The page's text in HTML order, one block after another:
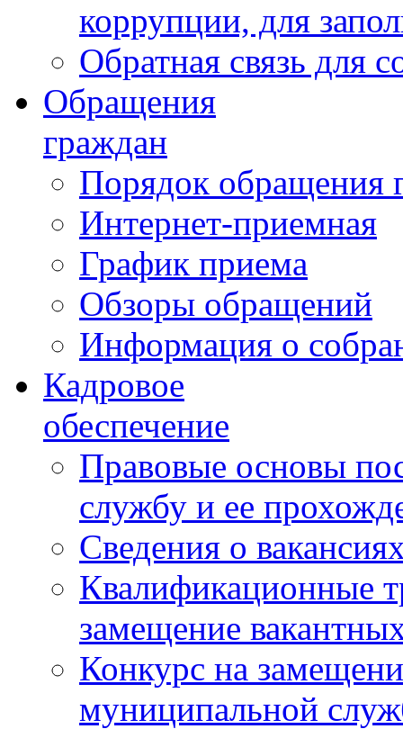
коррупции, для
Обратная связь для
Обращения
граждан
Порядок обращения
Интернет-приемная
График приема
Обзоры обращений
Информация о
Кадровое
обеспечение
Правовые основы
службу и ее
Сведения о
Квалификационные
замещение
Конкурс на
муниципальной